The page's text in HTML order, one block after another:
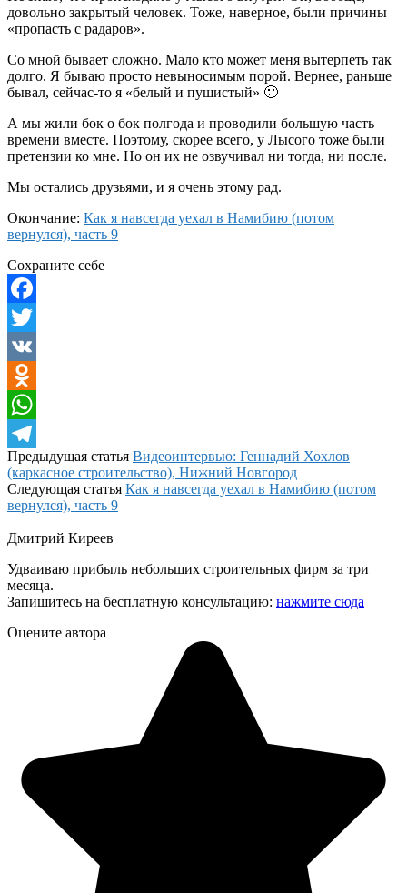
довольно закрытый человек. Тоже, наверное, были причины
«пропасть с радаров».
Со мной бывает сложно. Мало кто может меня вытерпеть так
долго. Я бываю просто невыносимым порой. Вернее, раньше
бывал, сейчас-то я «белый и пушистый» 🙂
А мы жили бок о бок полгода и проводили большую часть
времени вместе. Поэтому, скорее всего, у Лысого тоже были
претензии ко мне. Но он их не озвучивал ни тогда, ни после.
Мы остались друзьями, и я очень этому рад.
Окончание: Как я навсегда уехал в Намибию (потом
вернулся), часть 9
Сохраните себе
Facebook
Twitter
VK
Odnoklassniki
WhatsApp
Telegram
Предыдущая статья Видеоинтервью: Геннадий Хохлов
(каркасное строительство), Нижний Новгород
Следующая статья Как я навсегда уехал в Намибию (потом
вернулся), часть 9
Дмитрий Киреев
Удваиваю прибыль небольших строительных фирм за три
месяца.
Запишитесь на бесплатную консультацию: нажмите сюда
Оцените автора